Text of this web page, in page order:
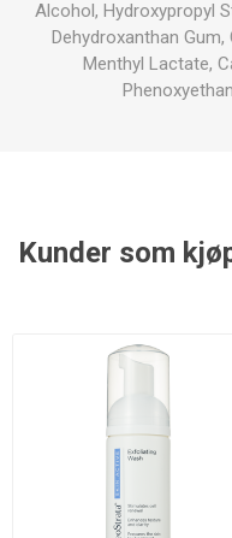
Alcohol, Hydroxypropyl
Dehydroxanthan
Menthyl Lactate,
Kunder som